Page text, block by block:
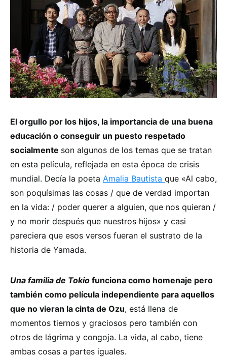
El orgullo por los hijos, la importancia de una buena
educación o conseguir un puesto respetado
socialmente son algunos de los temas que se tratan
en esta película, reflejada en esta época de crisis
mundial. Decía la poeta Amalia Bautista que «Al cabo,
son poquísimas las cosas / que de verdad importan
en la vida: / poder querer a alguien, que nos quieran /
y no morir después que nuestros hijos» y casi
pareciera que esos versos fueran el sustrato de la
historia de Yamada.
Una familia de Tokio funciona como homenaje pero
también como película independiente para aquellos
que no vieran la cinta de Ozu, está llena de
momentos tiernos y graciosos pero también con
otros de lágrima y congoja. La vida, al cabo, tiene
ambas cosas a partes iguales.